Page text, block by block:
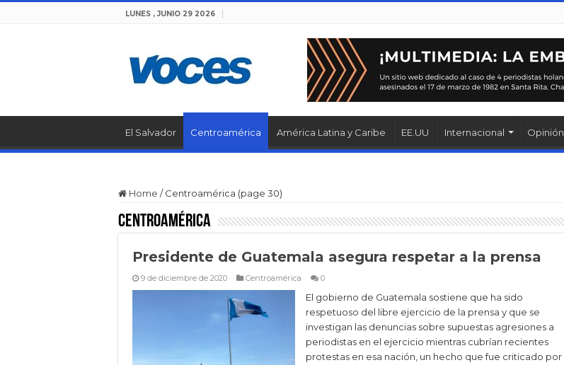
LUNES , JUNIO 29 2026
El Salvador Centroamérica América Latina y Caribe EE.UU Internacional Opinión
Home / Centroamérica (page 30)
Centroamérica
Presidente de Guatemala asegura respetar a la prensa
9 de diciembre de 2020 Centroamérica 0
El gobierno de Guatemala sostiene que ha sido
respetuoso del libre ejercicio de la prensa y que se
investigan las denuncias sobre supuestas agresiones a
periodistas en el ejercicio mientras cubrían recientes
protestas en esa nación, un hecho que fue criticado por